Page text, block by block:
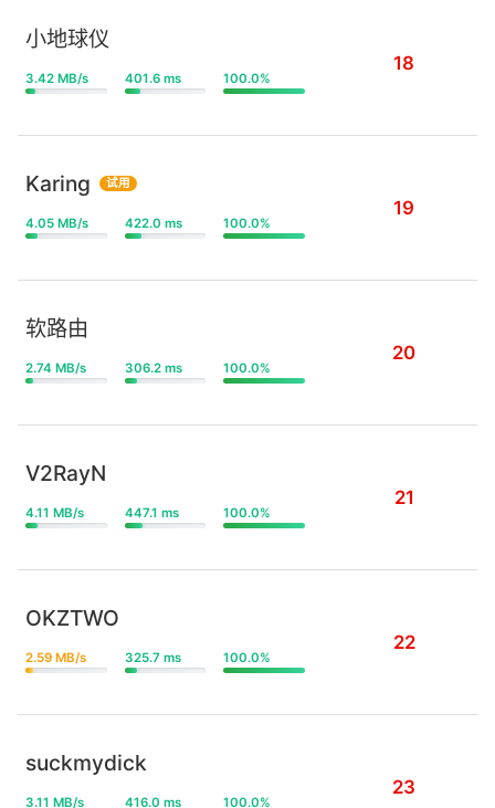
小地球仪
3.42 MB/s 401.6 ms 100.0%
18
Karing 试用
4.05 MB/s 422.0 ms 100.0%
19
软路由
2.74 MB/s 306.2 ms 100.0%
20
V2RayN
4.11 MB/s 447.1 ms 100.0%
21
OKZTWO
2.59 MB/s 325.7 ms 100.0%
22
suckmydick
3.11 MB/s 416.0 ms 100.0%
23